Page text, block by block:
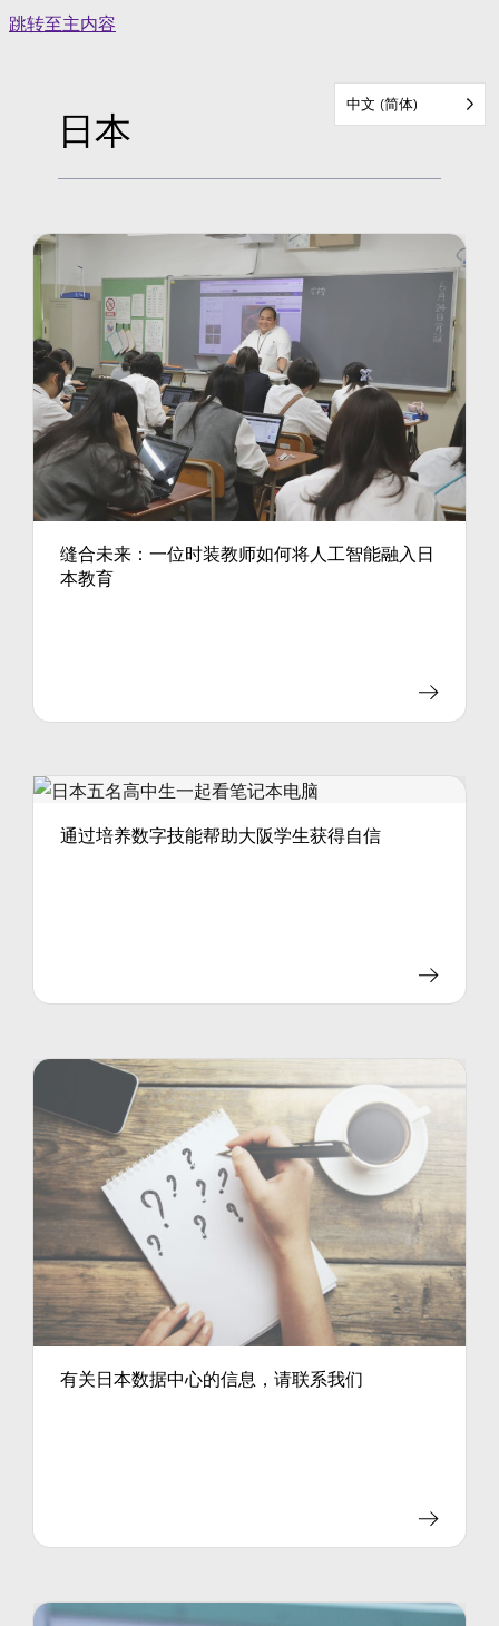
Skip
跳转至主内容
中文 (简体)
日本
缝合未来：一位时装教师如何将人工智能融入日
本教育
通过培养数字技能帮助大阪学生获得自信
有关日本数据中心的信息，请联系我们